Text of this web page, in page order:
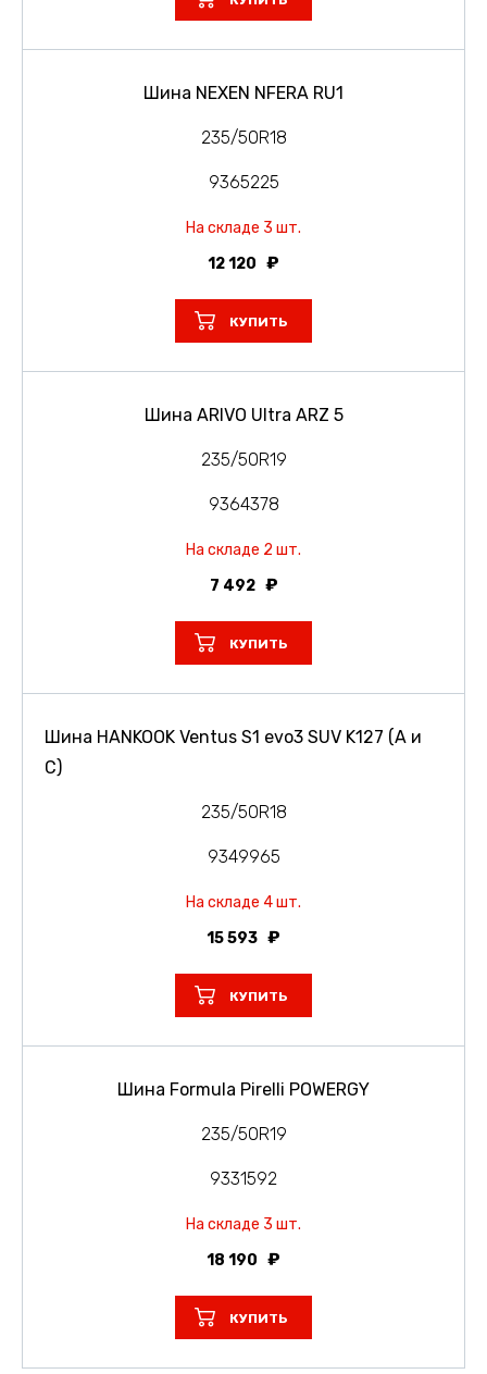
Шина NEXEN NFERA RU1
235/50R18
9365225
На складе 3 шт.
12 120
КУПИТЬ
Шина ARIVO Ultra ARZ 5
235/50R19
9364378
На складе 2 шт.
7 492
КУПИТЬ
Шина HANKOOK Ventus S1 evo3 SUV K127 (A и
C)
235/50R18
9349965
На складе 4 шт.
15 593
КУПИТЬ
Шина Formula Pirelli POWERGY
235/50R19
9331592
На складе 3 шт.
18 190
КУПИТЬ